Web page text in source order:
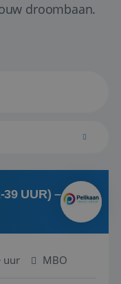
droombaan.
39 UUR) –
uur MBO